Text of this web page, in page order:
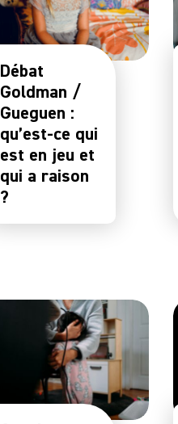
Débat
Goldman /
Gueguen :
qu’est-ce qui
est en jeu et
qui a raison
?